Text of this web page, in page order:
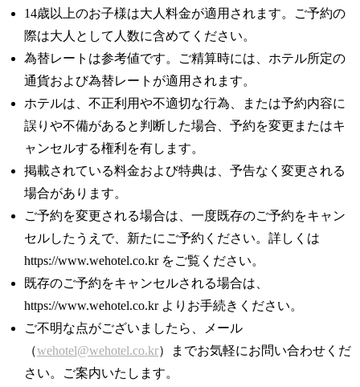
14歳以上のお子様は大人料金が適用されます。ご予約の
際は大人として人数に含めてください。
為替レートは参考値です。ご精算時には、ホテル所定の
通貨および為替レートが適用されます。
ホテルは、不正利用や不適切な行為、または予約内容に
誤りや不備があると判断した場合、予約を変更またはキ
ャンセルする権利を有します。
掲載されている料金および特典は、予告なく変更される
場合があります。
ご予約を変更される場合は、一度既存のご予約をキャン
セルしたうえで、新たにご予約ください。詳しくは
https://www.wehotel.co.kr をご覧ください。
既存のご予約をキャンセルされる場合は、
https://www.wehotel.co.kr よりお手続きください。
ご不明な点がございましたら、メール
（wehotel@wehotel.co.kr）までお気軽にお問い合わせくだ
さい。ご案内いたします。